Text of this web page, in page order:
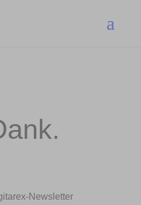
Newsletter